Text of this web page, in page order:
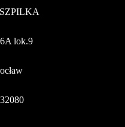
lok.9